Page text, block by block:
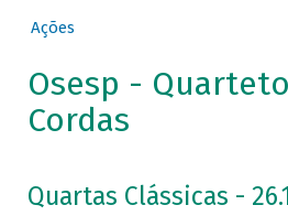
Ações
Osesp -
Cordas
Quartas Clássicas -